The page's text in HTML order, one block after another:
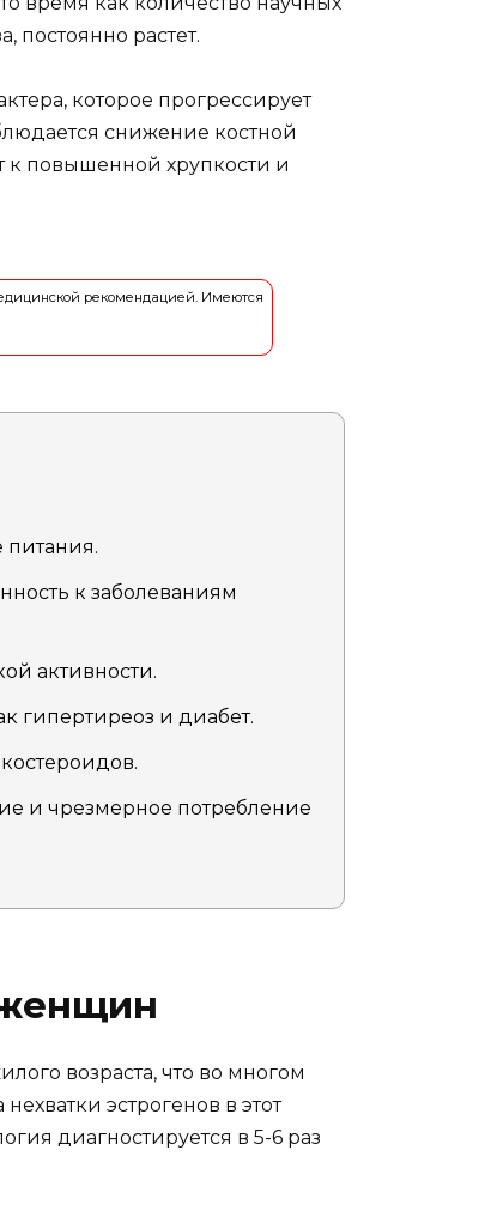
постоянно растет.
которое прогрессирует
снижение костной
к повышенной хрупкости и
рекомендацией. Имеются
питания.
к заболеваниям
активности.
гипертиреоз и диабет.
и чрезмерное потребление
возраста, что во многом
эстрогенов в этот
диагностируется в 5-6 раз